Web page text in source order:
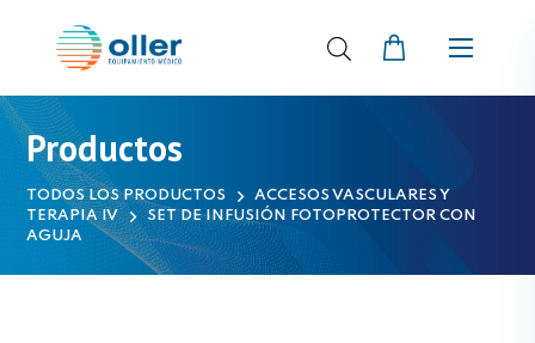
Productos
TODOS LOS PRODUCTOS
ACCESOS VASCULARES Y
TERAPIA IV
SET DE INFUSIÓN FOTOPROTECTOR CON
AGUJA